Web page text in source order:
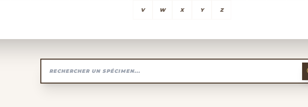
V W X Y Z